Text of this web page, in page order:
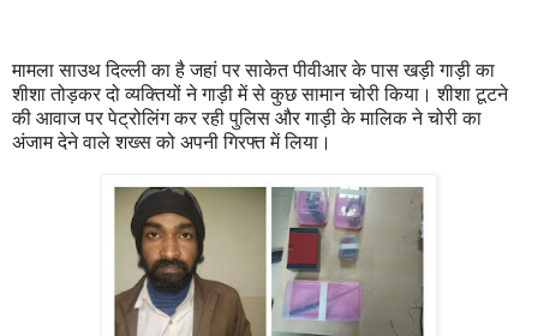
मामला साउथ दिल्ली का है जहां पर साकेत पीवीआर के पास खड़ी गाड़ी का
शीशा तोड़कर दो व्यक्तियों ने गाड़ी में से कुछ सामान चोरी किया। शीशा टूटने
की आवाज पर पेट्रोलिंग कर रही पुलिस और गाड़ी के मालिक ने चोरी का
अंजाम देने वाले शख्स को अपनी गिरफ्त में लिया।